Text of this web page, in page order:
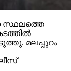
സ്ഥലത്തെ
മലപ്പുറം